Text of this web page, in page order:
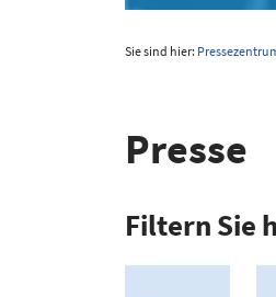
Sie sind hier:
Presse
Filtern Sie